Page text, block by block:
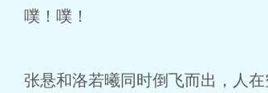
噗！噗！
张悬和洛若曦同时倒飞而出，人在